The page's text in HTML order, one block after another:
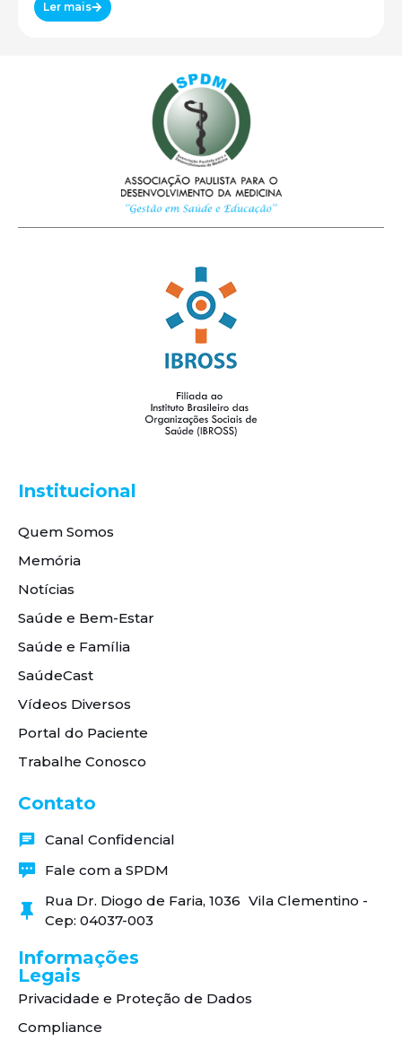
Ler mais
Institucional
Quem Somos
Memória
Notícias
Saúde e Bem-Estar
Saúde e Família
SaúdeCast
Vídeos Diversos
Portal do Paciente
Trabalhe Conosco
Contato
Canal Confidencial
Fale com a SPDM
Rua Dr. Diogo de Faria, 1036 Vila Clementino -
Cep: 04037-003
Informações
Legais
Privacidade e Proteção de Dados
Compliance